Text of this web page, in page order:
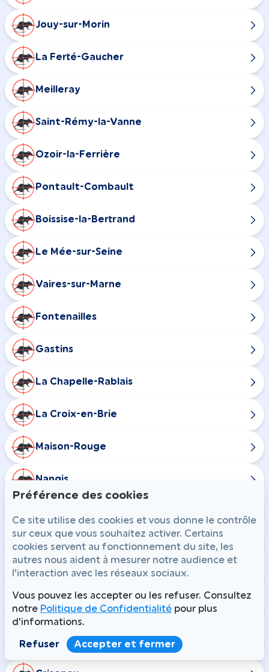
Jouy-sur-Morin
La Ferté-Gaucher
Meilleray
Saint-Rémy-la-Vanne
Ozoir-la-Ferrière
Pontault-Combault
Boissise-la-Bertrand
Le Mée-sur-Seine
Vaires-sur-Marne
Fontenailles
Gastins
La Chapelle-Rablais
La Croix-en-Brie
Maison-Rouge
Nangis
Combs-la-Ville
Champdeuil
Chaumes-en-Brie
Courtomer
Préférence des cookies
Ce site utilise des cookies et vous donne le contrôle
sur ceux que vous souhaitez activer. Certains
cookies servent au fonctionnement du site, les
autres nous aident à mesurer notre audience et
l'interaction avec les réseaux sociaux.
Vous pouvez les accepter ou les refuser. Consultez
notre Politique de Confidentialité pour plus
d'informations.
Refuser Accepter et fermer